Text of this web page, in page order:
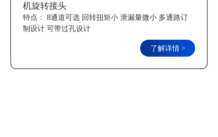
机旋转接头
特点： 8通道可选 回转扭矩小 泄漏量微小 多通路订
制设计 可带过孔设计
了解详情 >